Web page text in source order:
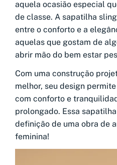
aquela ocasião especial
de classe. A sapatilha
entre o conforto e a
aquelas que gostam de
abrir mão do bem estar
Com uma construção
melhor, seu design
com conforto e
prolongado. Essa
definição de uma obra de
feminina!